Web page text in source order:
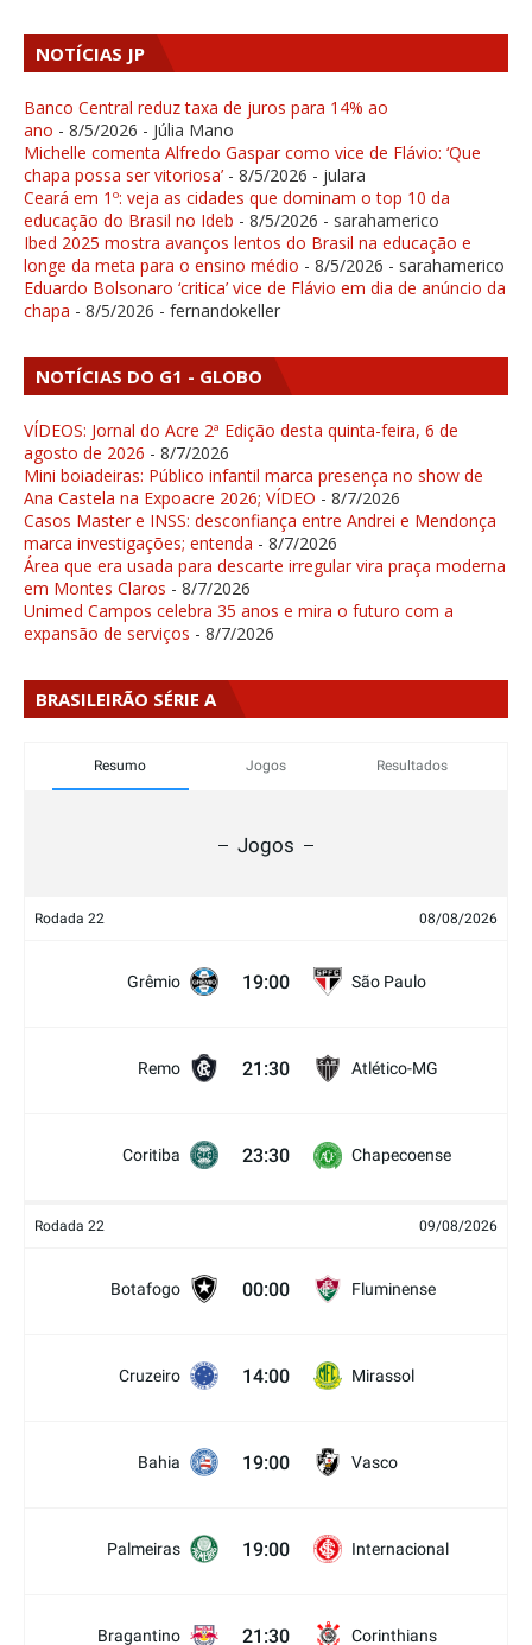
NOTÍCIAS JP
Banco Central reduz taxa de juros para 14% ao
ano - 8/5/2026 - Júlia Mano
Michelle comenta Alfredo Gaspar como vice de Flávio: ‘Que
chapa possa ser vitoriosa’ - 8/5/2026 - julara
Ceará em 1º: veja as cidades que dominam o top 10 da
educação do Brasil no Ideb - 8/5/2026 - sarahamerico
Ibed 2025 mostra avanços lentos do Brasil na educação e
longe da meta para o ensino médio - 8/5/2026 - sarahamerico
Eduardo Bolsonaro ‘critica’ vice de Flávio em dia de anúncio da
chapa - 8/5/2026 - fernandokeller
NOTÍCIAS DO G1 - GLOBO
VÍDEOS: Jornal do Acre 2ª Edição desta quinta-feira, 6 de
agosto de 2026 - 8/7/2026
Mini boiadeiras: Público infantil marca presença no show de
Ana Castela na Expoacre 2026; VÍDEO - 8/7/2026
Casos Master e INSS: desconfiança entre Andrei e Mendonça
marca investigações; entenda - 8/7/2026
Área que era usada para descarte irregular vira praça moderna
em Montes Claros - 8/7/2026
Unimed Campos celebra 35 anos e mira o futuro com a
expansão de serviços - 8/7/2026
BRASILEIRÃO SÉRIE A
Resumo Jogos Resultados
Jogos
Rodada 22 08/08/2026
Grêmio 19:00 São Paulo
Remo 21:30 Atlético-MG
Coritiba 23:30 Chapecoense
Rodada 22 09/08/2026
Botafogo 00:00 Fluminense
Cruzeiro 14:00 Mirassol
Bahia 19:00 Vasco
Palmeiras 19:00 Internacional
Bragantino 21:30 Corinthians